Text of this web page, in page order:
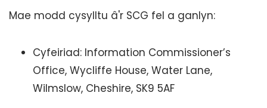
Mae modd cysylltu â'r SCG fel a ganlyn:
Cyfeiriad: Information Commissioner’s
Office, Wycliffe House, Water Lane,
Wilmslow, Cheshire, SK9 5AF